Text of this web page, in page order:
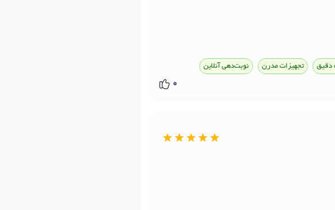
دقیق تجهیزات مدرن نوبت‌دهی آنلاین
0